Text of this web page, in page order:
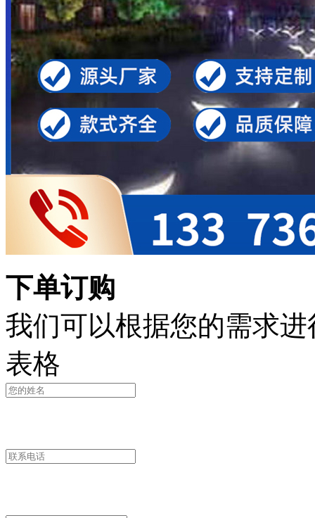
下单订购
我们可以根据您的需求
表格